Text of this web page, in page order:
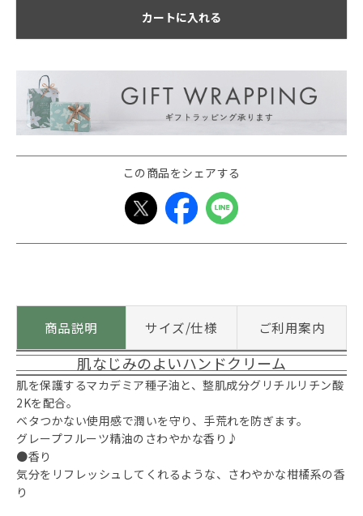
カートに入れる
この商品をシェアする
商品説明 サイズ/仕様 ご利用案内
肌なじみのよいハンドクリーム
肌を保護するマカデミア種子油と、整肌成分グリチルリチン酸
2Kを配合。
ベタつかない使用感で潤いを守り、手荒れを防ぎます。
グレープフルーツ精油のさわやかな香り♪
●香り
気分をリフレッシュしてくれるような、さわやかな柑橘系の香
り